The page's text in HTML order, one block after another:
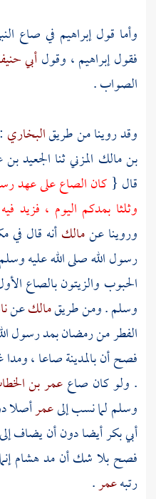
وأما قولإبراهيم في صاع
فقولإبراهيم، وقولأبي
الصواب .
وقد روينا من طريقالبخاري
بن مالك المزنيثنا الجعيد
قال { كان الصاع على عهد
وثلثا بمدكم اليوم ، فزيد
وروينا عنمالكأنه قال في
رسول الله صلى الله عليه وسلم
الحبوب والزيتون بالصاع
وسلم . ومن طريقمالكعن
الفطر من رمضان بمد رسول
فصح أنبالمدينةصاعا ، ومدا
. ولو كان صاععمر بن
وسلم لما نسب إلىعمرأصلا
أبي بكرأيضا دون أن يضاف
فصح بلا شك أن مدهشام
رتبهعمر.